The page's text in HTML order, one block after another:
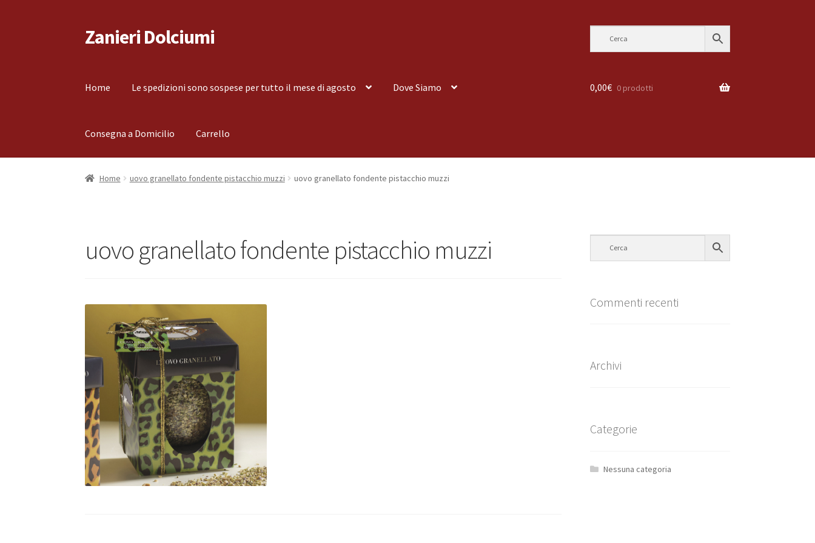
Vai
alla
Vai
al
Zanieri Dolciumi
Home Le spedizioni sono sospese per tutto il mese di agosto Dove Siamo
Consegna a Domicilio Carrello
Home Condizioni di vendita Consegna a Domicilio Consegna a Domicilio Dove siamo
0,00€ 0 prodotti
Home uovo granellato fondente pistacchio muzzi uovo granellato fondente pistacchio muzzi
uovo granellato fondente pistacchio muzzi
Commenti recenti
Archivi
Categorie
Nessuna categoria